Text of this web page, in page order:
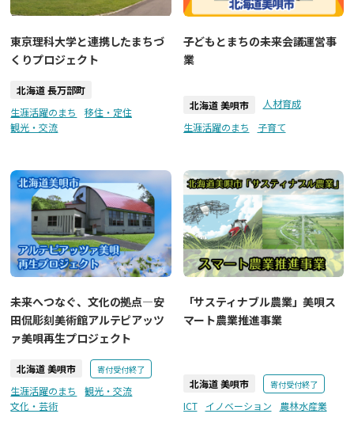
東京理科大学と連携したまちづ
くりプロジェクト
北海道 長万部町
生涯活躍のまち
移住・定住
観光・交流
子どもとまちの未来会議運営事
業
北海道 美唄市
人材育成
生涯活躍のまち
子育て
未来へつなぐ、文化の拠点―安
田侃彫刻美術館アルテピアッツ
ァ美唄再生プロジェクト
北海道 美唄市 寄付受付終了
生涯活躍のまち
観光・交流
文化・芸術
「サスティナブル農業」美唄ス
マート農業推進事業
北海道 美唄市 寄付受付終了
ICT イノベーション 農林水産業